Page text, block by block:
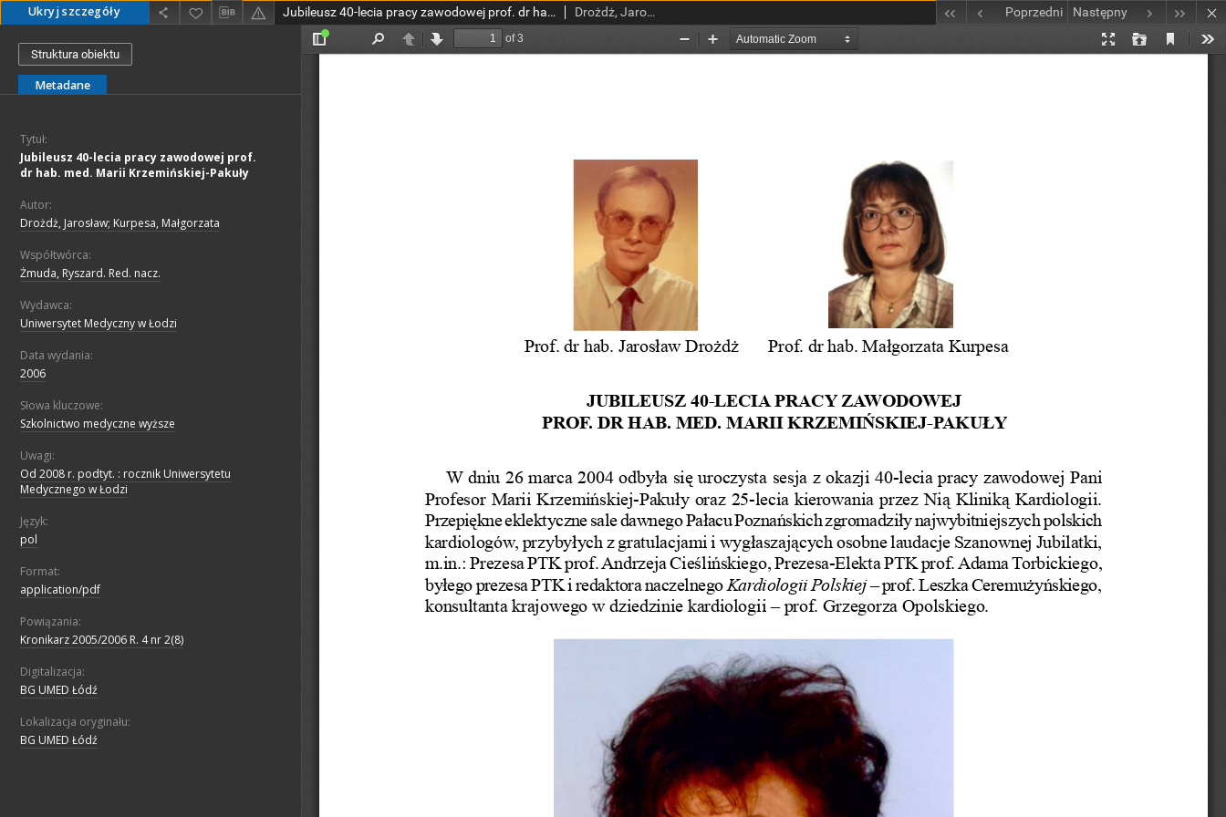
Ukryj szczegóły Jubileusz 40-lecia pracy zawodowej prof. dr hab. med. Marii Krzemińskiej-Pakuły Drożdż, Jarosław; Kurpesa, Małgorzata Poprzedni Następny
Struktura obiektu
Metadane
Tytuł:
Jubileusz 40-lecia pracy zawodowej prof.
dr hab. med. Marii Krzemińskiej-Pakuły
Autor:
Drożdż, Jarosław; Kurpesa, Małgorzata
Współtwórca:
Żmuda, Ryszard. Red. nacz.
Wydawca:
Uniwersytet Medyczny w Łodzi
Data wydania:
2006
Słowa kluczowe:
Szkolnictwo medyczne wyższe
Uwagi:
Od 2008 r. podtyt. : rocznik Uniwersytetu
Medycznego w Łodzi
Język:
pol
Format:
application/pdf
Powiązania:
Kronikarz 2005/2006 R. 4 nr 2(8)
Digitalizacja:
BG UMED Łódź
Lokalizacja oryginału:
BG UMED Łódź